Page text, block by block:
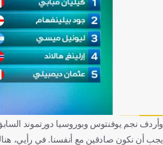
وأردف نجم يوفنتوس وبوروسيا دورتموند
يجب أن نكون صادقين مع أنفسنا. في رأيي،